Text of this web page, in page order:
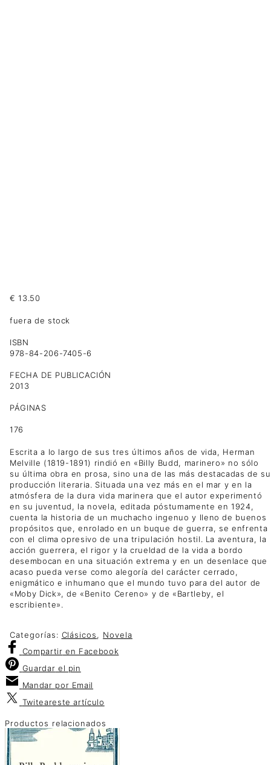
€ 13.50
fuera de stock
ISBN
978-84-206-7405-6
FECHA DE PUBLICACIÓN
2013
PÁGINAS
176
Escrita a lo largo de sus tres últimos años de vida, Herman
Melville (1819-1891) rindió en «Billy Budd, marinero» no sólo
su última obra en prosa, sino una de las más destacadas de su
producción literaria. Situada una vez más en el mar y en la
atmósfera de la dura vida marinera que el autor experimentó
en su juventud, la novela, editada póstumamente en 1924,
cuenta la historia de un muchacho ingenuo y lleno de buenos
propósitos que, enrolado en un buque de guerra, se enfrenta
con el clima opresivo de una tripulación hostil. La aventura, la
acción guerrera, el rigor y la crueldad de la vida a bordo
desembocan en una situación extrema y en un desenlace que
acaso pueda verse como alegoría del carácter cerrado,
enigmático e inhumano que el mundo tuvo para del autor de
«Moby Dick», de «Benito Cereno» y de «Bartleby, el
escribiente».
Categorías: Clásicos, Novela
Compartir en Facebook
Guardar el pin
Mandar por Email
Twiteareste artículo
Productos relacionados